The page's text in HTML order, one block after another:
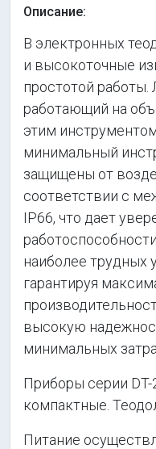
Описание:
В электронных
и высокоточные
простотой
работающий на
этим
минимальный
защищены от
соответствии с
IP66, что дает
наиболее трудных
гарантируя
высокую
минимальных
Приборы серии DT-
компактные.
Питание